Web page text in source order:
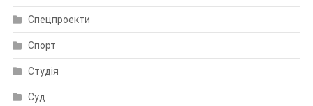
Спецпроекти
Спорт
Студія
Суд